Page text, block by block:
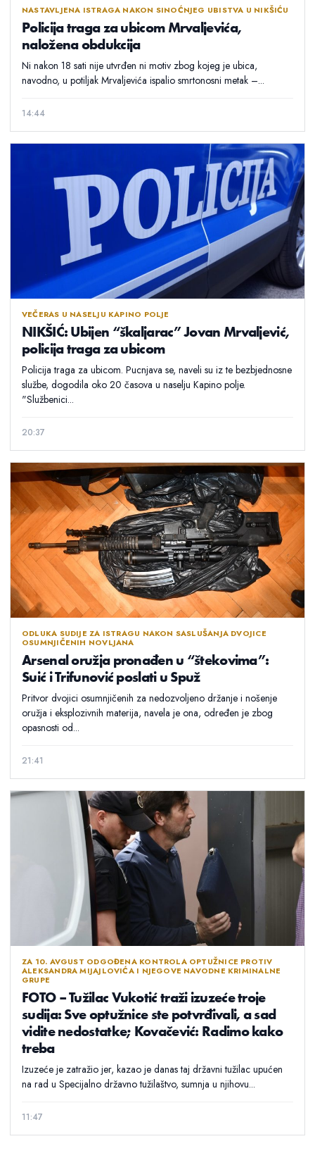
NASTAVLJENA ISTRAGA NAKON SINOĆNJEG UBISTVA U NIKŠIĆU
Policija traga za ubicom Mrvaljevića,
naložena obdukcija
Ni nakon 18 sati nije utvrđen ni motiv zbog kojeg je ubica,
navodno, u potiljak Mrvaljevića ispalio smrtonosni metak –...
14:44
VEČERAS U NASELJU KAPINO POLJE
NIKŠIĆ: Ubijen “škaljarac” Jovan Mrvaljević,
policija traga za ubicom
Policija traga za ubicom. Pucnjava se, naveli su iz te bezbjednosne
službe, dogodila oko 20 časova u naselju Kapino polje.
"Službenici...
20:37
ODLUKA SUDIJE ZA ISTRAGU NAKON SASLUŠANJA DVOJICE
OSUMNJIČENIH NOVLJANA
Arsenal oružja pronađen u “štekovima”:
Suić i Trifunović poslati u Spuž
Pritvor dvojici osumnjičenih za nedozvoljeno držanje i nošenje
oružja i eksplozivnih materija, navela je ona, određen je zbog
opasnosti od...
21:41
ZA 10. AVGUST ODGOĐENA KONTROLA OPTUŽNICE PROTIV
ALEKSANDRA MIJAJLOVIĆA I NJEGOVE NAVODNE KRIMINALNE
GRUPE
FOTO – Tužilac Vukotić traži izuzeće troje
sudija: Sve optužnice ste potvrđivali, a sad
vidite nedostatke; Kovačević: Radimo kako
treba
Izuzeće je zatražio jer, kazao je danas taj državni tužilac upućen
na rad u Specijalno državno tužilaštvo, sumnja u njihovu...
11:47